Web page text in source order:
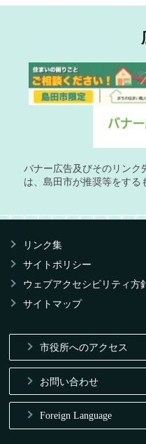
バナー広告及びそのリンク
は、島田市が推奨等をする
リンク集
サイトポリシー
ウェブアクセシビリティ方
サイトマップ
市役所へのアクセス
お問い合わせ
Foreign Language